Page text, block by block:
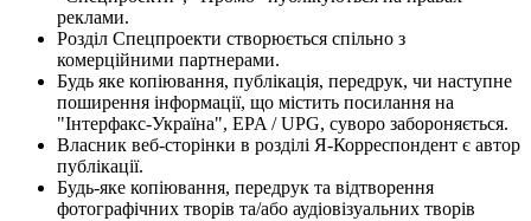
реклами.
Розділ Спецпроекти створюється спільно з
комерційними партнерами.
Будь яке копіювання, публікація, передрук, чи наступне
поширення інформації, що містить посилання на
"Інтерфакс-Україна", EPA / UPG, суворо забороняється.
Власник веб-сторінки в розділі Я-Корреспондент є автор
публікації.
Будь-яке копіювання, передрук та відтворення
фотографічних творів та/або аудіовізуальних творів